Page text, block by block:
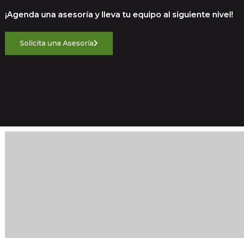
¡Agenda una asesoría y lleva tu equipo al siguiente nivel!
Solicita una Asesoría